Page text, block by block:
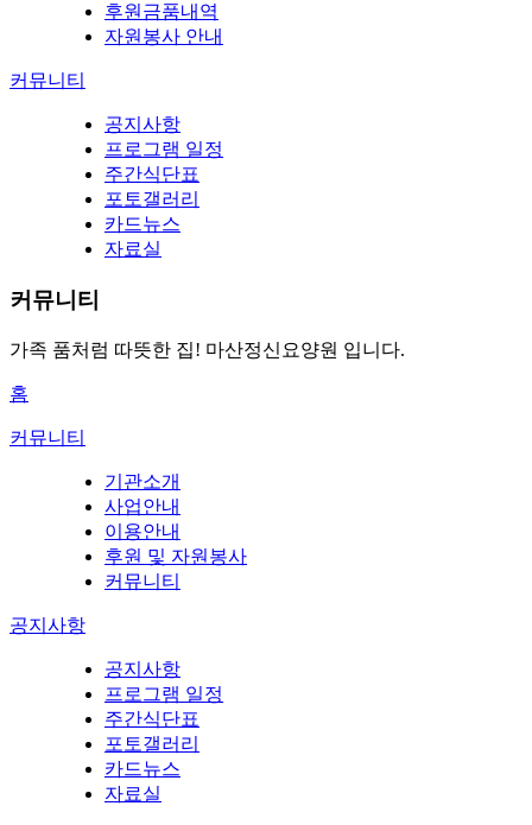
후원금품내역
자원봉사 안내
커뮤니티
공지사항
프로그램 일정
주간식단표
포토갤러리
카드뉴스
자료실
커뮤니티
가족 품처럼 따뜻한 집! 마산정신요양원 입니다.
홈
커뮤니티
기관소개
사업안내
이용안내
후원 및 자원봉사
커뮤니티
공지사항
공지사항
프로그램 일정
주간식단표
포토갤러리
카드뉴스
자료실